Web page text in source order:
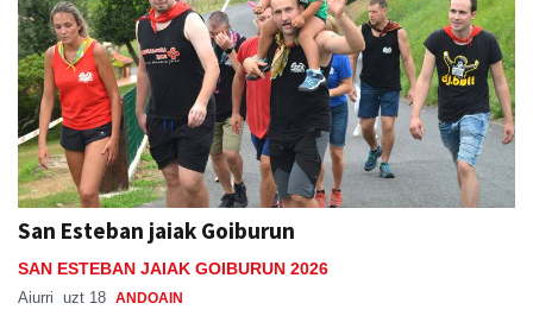
San Esteban jaiak Goiburun
SAN ESTEBAN JAIAK GOIBURUN 2026
Aiurri uzt 18 ANDOAIN